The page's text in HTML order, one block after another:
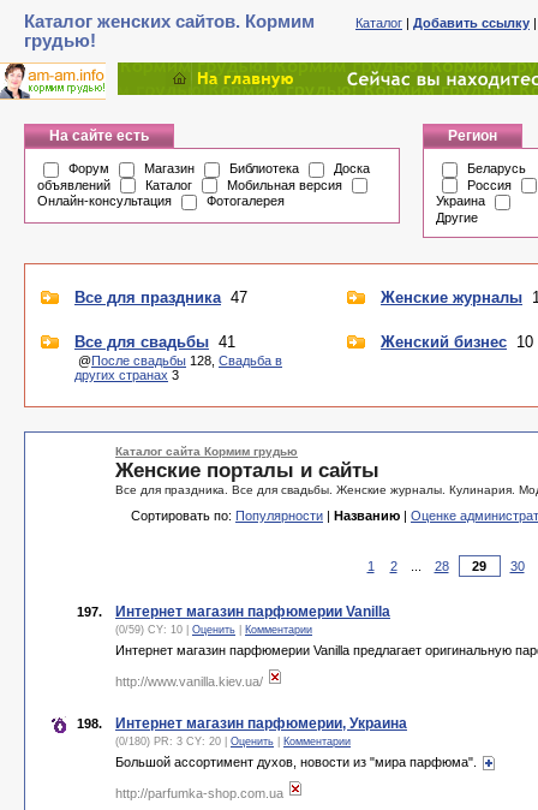
Каталог женских сайтов. Кормим
грудью!
Каталог | Добавить ссылку
На сайте есть
Форум Магазин Библиотека
Доска
объявлений
Каталог
Мобильная версия
Онлайн-консультация
Фотогалерея
Регион
Беларусь
Россия
Украина
Другие
Все для праздника 47
Все для свадьбы 41
@После свадьбы 128, Свадьба в
других странах 3
Женские журналы
Женский бизнес 10
Каталог сайта Кормим грудью
Женские порталы и сайты
Все для праздника. Все для свадьбы. Женские журналы. Кулинария.
Сортировать по: Популярности | Названию | Оценке
1 2 28 30
197. Интернет магазин парфюмерии Vanilla
(0/59) CY: 10 | Оценить Комментарии
Интернет магазин парфюмерии Vanilla предлагает оригинальную
http://www.vanilla.kiev.ua/
198. Интернет магазин парфюмерии, Украина
(0/180) PR: 3 CY: 20 | Оценить Комментарии
Большой ассортимент духов, новости из "мира парфюма".
http://parfumka-shop.com.ua